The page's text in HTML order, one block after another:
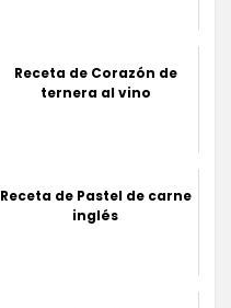
Receta de Corazón de
ternera al vino
Receta de Pastel de carne
inglés